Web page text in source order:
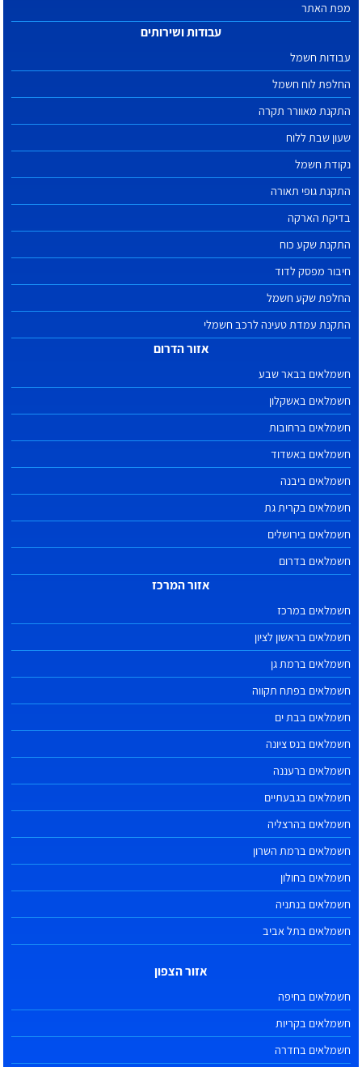
מפת האתר
עבודות ושירותים
עבודות חשמל
החלפת לוח חשמל
התקנת מאוורר תקרה
שעון שבת ללוח
נקודת חשמל
התקנת גופי תאורה
בדיקת הארקה
התקנת שקע כוח
חיבור מפסק לדוד
החלפת שקע חשמל
התקנת עמדת טעינה לרכב חשמלי
אזור הדרום
חשמלאים בבאר שבע
חשמלאים באשקלון
חשמלאים ברחובות
חשמלאים באשדוד
חשמלאים ביבנה
חשמלאים בקרית גת
חשמלאים בירושלים
חשמלאים בדרום
אזור המרכז
חשמלאים במרכז
חשמלאים בראשון לציון
חשמלאים ברמת גן
חשמלאים בפתח תקווה
חשמלאים בבת ים
חשמלאים בנס ציונה
חשמלאים ברעננה
חשמלאים בגבעתיים
חשמלאים בהרצליה
חשמלאים ברמת השרון
חשמלאים בחולון
חשמלאים בנתניה
חשמלאים בתל אביב
אזור הצפון
חשמלאים בחיפה
חשמלאים בקריות
חשמלאים בחדרה